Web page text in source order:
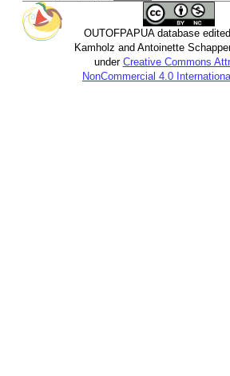
OUTOFPAPUA database
Kamholz and Antoinette
under Creative Commons
NonCommercial 4.0